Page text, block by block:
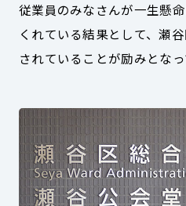
従業員のみなさんが一生懸
くれている結果として、瀬
されていることが励みとなっ